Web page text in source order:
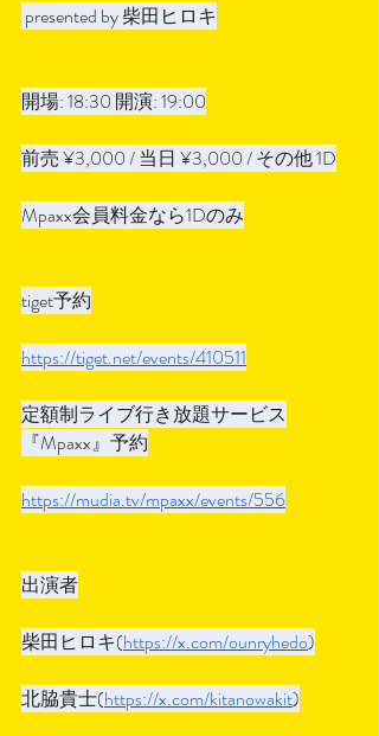
presented by 柴田ヒロキ
開場: 18:30 開演: 19:00
前売 ¥3,000 / 当日 ¥3,000 / その他 1D
Mpaxx会員料金なら1Dのみ
tiget予約
https://tiget.net/events/410511
定額制ライブ行き放題サービス
『Mpaxx』予約
https://mudia.tv/mpaxx/events/556
出演者
柴田ヒロキ(https://x.com/ounryhedo)
北脇貴士(https://x.com/kitanowakit)